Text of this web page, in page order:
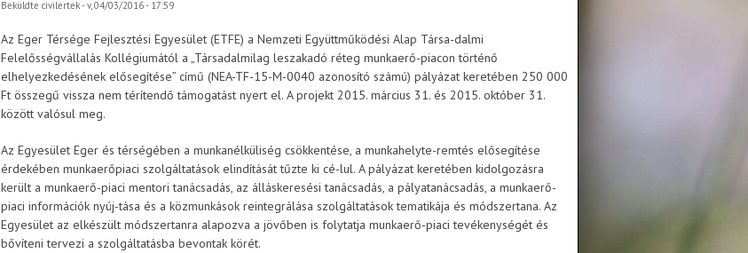
Beküldte civilertek- v, 04/03/2016 - 17:59
Az Eger Térsége Fejlesztési Egyesület (ETFE) a Nemzeti Együttműködési Alap Társa-dalmi
Felelősségvállalás Kollégiumától a „Társadalmilag leszakadó réteg munkaerő-piacon történő
elhelyezkedésének elősegítése” című (NEA-TF-15-M-0040 azonosító számú) pályázat keretében 250 000
Ft összegű vissza nem térítendő támogatást nyert el. A projekt 2015. március 31. és 2015. október 31.
között valósul meg.
Az Egyesület Eger és térségében a munkanélküliség csökkentése, a munkahelyte-remtés elősegítése
érdekében munkaerőpiaci szolgáltatások elindítását tűzte ki cé-lul. A pályázat keretében kidolgozásra
került a munkaerő-piaci mentori tanácsadás, az álláskeresési tanácsadás, a pályatanácsadás, a munkaerő-
piaci információk nyúj-tása és a közmunkások reintegrálása szolgáltatások tematikája és módszertana. Az
Egyesület az elkészült módszertanra alapozva a jövőben is folytatja munkaerő-piaci tevékenységét és
bővíteni tervezi a szolgáltatásba bevontak körét.